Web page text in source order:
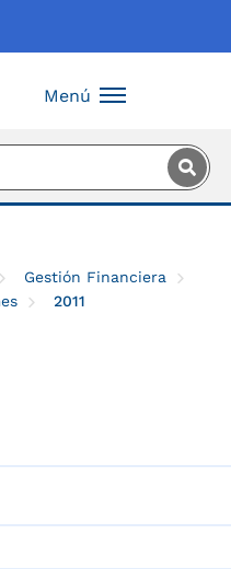
Menú
Gestión Financiera
2011